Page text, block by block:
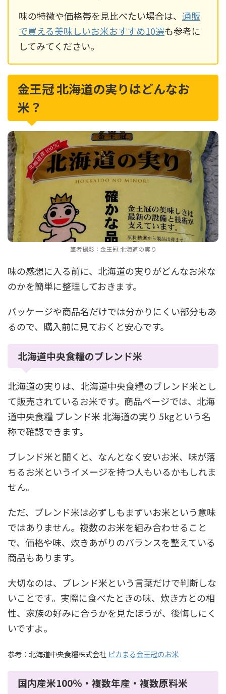
味の特徴や価格帯を見比べたい場合は、 通販
で買える美味しいお米おすすめ10選も参考に
してみてください。
金王冠 北海道の実りはどんなお
米？
筆者撮影：金王冠 北海道の実り
味の感想に入る前に、北海道の実りがどんなお米な
のかを簡単に整理しておきます。
パッケージや商品名だけでは分かりにくい部分もあ
るので、購入前に見ておくと安心です。
北海道中央食糧のブレンド米
北海道の実りは、北海道中央食糧のブレンド米とし
て販売されているお米です。商品ページでは、北海
道中央食糧 ブレンド米 北海道の実り 5kgという名
称で確認できます。
ブレンド米と聞くと、なんとなく安いお米、味が落
ちるお米というイメージを持つ人もいるかもしれま
せん。
ただ、ブレンド米は必ずしもまずいお米という意味
ではありません。複数のお米を組み合わせること
で、価格や味、炊きあがりのバランスを整えている
商品もあります。
大切なのは、ブレンド米という言葉だけで判断しな
いことです。実際に食べたときの味、炊き方との相
性、家族の好みに合うかを見たほうが、後悔しにく
いですよ。
参考：北海道中央食糧株式会社 ピカまる金王冠のお米
国内産米100％・複数年産・複数原料米